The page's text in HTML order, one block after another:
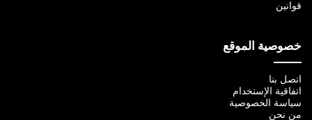
قوانين
خصوصية الموقع
اتصل بنا
اتفاقية الإستخدام
سياسة الخصوصية
من نحن